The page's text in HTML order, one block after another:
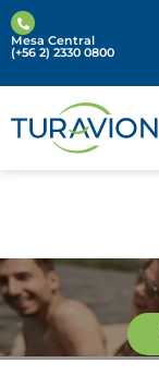
Mesa Central
(+56 2) 2330 0800